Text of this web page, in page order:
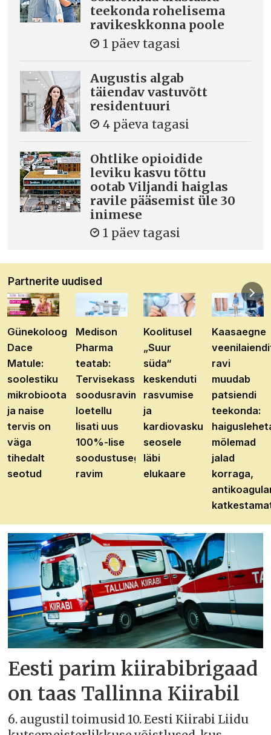
teekonda rohelisema
ravikeskkonna poole
1 päev tagasi
Augustis algab
täiendav vastuvõtt
residentuuri
4 päeva tagasi
Ohtlike opioidide
leviku kasvu tõttu
ootab Viljandi haiglas
ravile pääsemist üle 30
inimese
1 päev tagasi
Partnerite uudised
Günekoloog
Dace
Matule:
soolestiku
mikrobioota
ja naise
tervis on
väga
tihedalt
seotud
Medison
Pharma
teatab:
Tervisekassa
soodusravimite
loetellu
lisati uus
100%-lise
soodustusega
ravim
Koolitusel
„Suur
süda“
keskenduti
rasvumise
ja
kardiovaskulaarhaiguste
seosele
läbi
elukaare
Kaasaegne
ravi
muudab
patsiendi
teekonda:
mõlemad
jalad
korraga,
Eesti parim kiirabibrigaad
on taas Tallinna Kiirabil
6. augustil toimusid 10. Eesti Kiirabi Liidu